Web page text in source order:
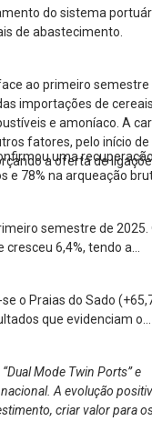
do sistema
de abastecimento.
ao primeiro semestre
importações de
e amoníaco. A
fatores, pelo início de
a oferta de
uma
e 78% na arqueação
semestre de 2025.
6,4%, tendo a
o Praias do Sado
que evidenciam o
Mode Twin Ports” e
A evolução
criar valor para